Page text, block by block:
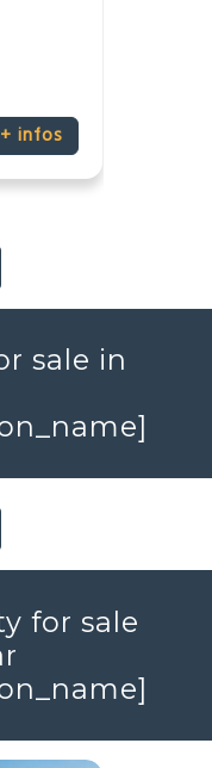
+ infos
sale in
for sale